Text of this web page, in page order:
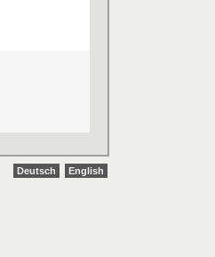
Deutsch English